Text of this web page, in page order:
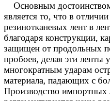
Основным
является то, что в
резинотканевых лент в
благодаря конструкции,
защищен от продольных
пробоев, делая эти ленты
многократным ударам
материала, падающих с
Производство импортных